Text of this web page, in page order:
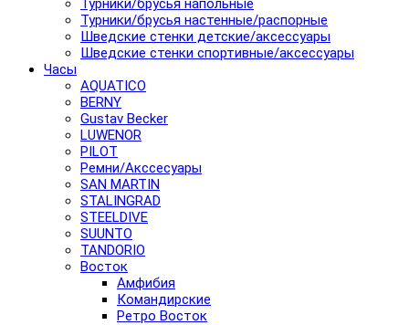
Турники/брусья напольные
Турники/брусья настенные/распорные
Шведские стенки детские/аксессуары
Шведские стенки спортивные/аксессуары
Часы
AQUATICO
BERNY
Gustav Becker
LUWENOR
PILOT
Pемни/Акссесуары
SAN MARTIN
STALINGRAD
STEELDIVE
SUUNTO
TANDORIO
Восток
Амфибия
Командирские
Ретро Восток